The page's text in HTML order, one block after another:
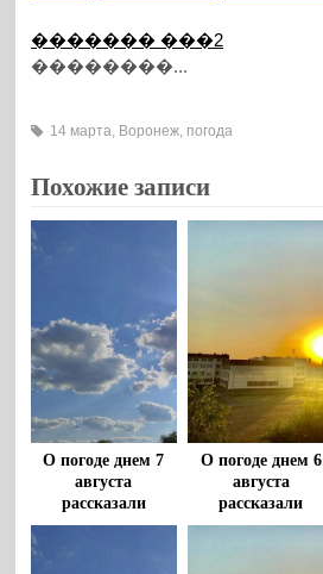
������� ���2
��������...
14 марта, Воронеж, погода
Похожие записи
О погоде днем 7
августа
рассказали
воронежцам
О погоде днем 6
августа
рассказали
воронежцам